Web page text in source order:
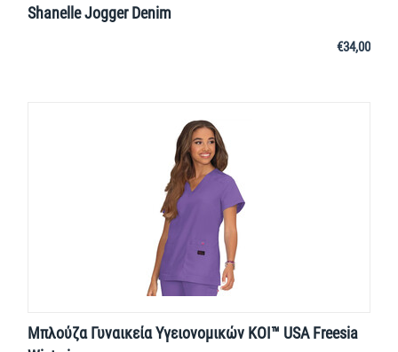
Shanelle Jogger Denim
€34,00
Μπλούζα Γυναικεία Υγειονομικών KOI™ USA Freesia